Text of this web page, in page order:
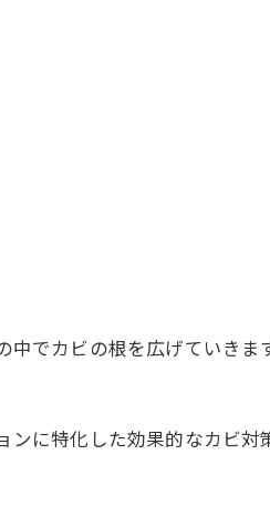
でカビの根を広げていきま
に特化した効果的なカビ対